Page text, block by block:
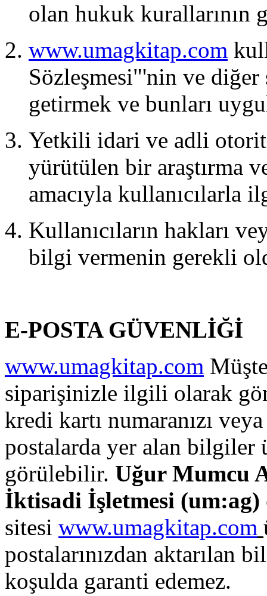
olan hukuk
www.umagkitap.com
Sözleşmesi"'nin ve
getirmek ve bunları
Yetkili idari ve adli
yürütülen bir araştırma
amacıyla kullanıcılarla
Kullanıcıların hakları
bilgi vermenin gerekli
E-POSTA GÜVENLİĞİ
www.umagkitap.com
siparişinizle ilgili olarak
kredi kartı numaranızı
postalarda yer alan bilgiler
görülebilir. Uğur Mumcu
İktisadi İşletmesi (um:ag)
sitesi www.umagkitap.com
postalarınızdan aktarılan
koşulda garanti edemez.